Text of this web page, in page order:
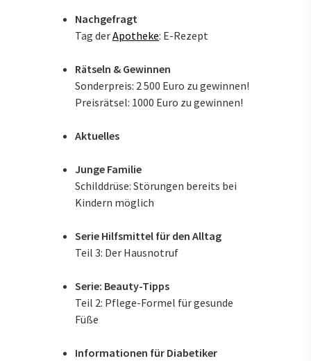
Nachgefragt
Tag derApotheke: E-Rezept
Rätseln & Gewinnen
Sonderpreis: 2 500 Euro zu gewinnen!
Preisrätsel: 1000 Euro zu gewinnen!
Aktuelles
Junge Familie
Schilddrüse: Störungen bereits bei
Kindern möglich
Serie Hilfsmittel für den Alltag
Teil 3: Der Hausnotruf
Serie: Beauty-Tipps
Teil 2: Pflege-Formel für gesunde
Füße
Informationen für Diabetiker